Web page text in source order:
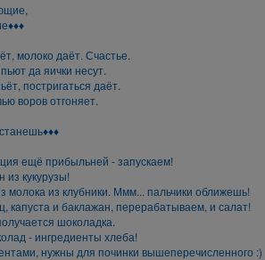
молоко даёт. Счастье.
да яички несут.
постригаться даёт.
воров отгоняет.
ещё прибыльней - запускаем!
кукурузы!
молока из клубники. Ммм... пальчики оближешь!
капуста и баклажан, перерабатываем, и салат!
шоколадка.
- ингредиенты хлеба!
нужны для починки вышеперечисленного :)